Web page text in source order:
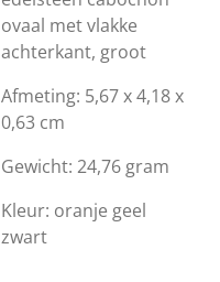
ovaal met vlakke
achterkant, groot
Afmeting: 5,67 x 4,18 x
0,63 cm
Gewicht: 24,76 gram
Kleur: oranje geel
zwart